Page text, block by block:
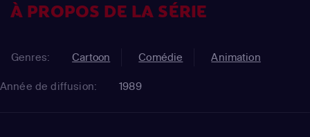
À PROPOS DE LA SÉRIE
Genres: Cartoon Comédie Animation
Année de diffusion: 1989